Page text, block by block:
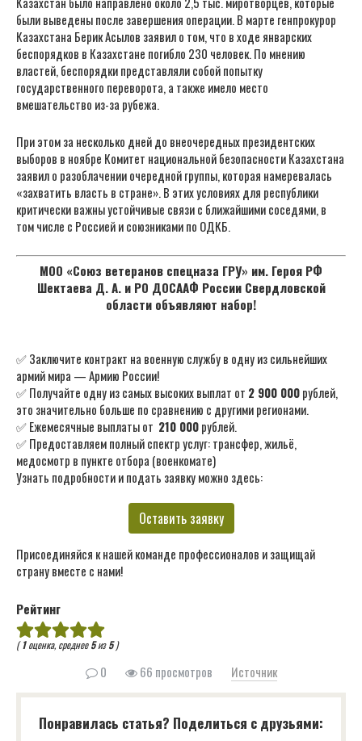
были выведены после завершения операции. В марте генпрокурор
Казахстана Берик Асылов заявил о том, что в ходе январских
беспорядков в Казахстане погибло 230 человек. По мнению
властей, беспорядки представляли собой попытку
государственного переворота, а также имело место
вмешательство из-за рубежа.
При этом за несколько дней до внеочередных президентских
выборов в ноябре Комитет национальной безопасности Казахстана
заявил о разоблачении очередной группы, которая намеревалась
«захватить власть в стране». В этих условиях для республики
критически важны устойчивые связи с ближайшими соседями, в
том числе с Россией и союзниками по ОДКБ.
МОО «Союз ветеранов спецназа ГРУ» им. Героя РФ
Шектаева Д. А. и РО ДОСААФ России Свердловской
области объявляют набор!
✅ Заключите контракт на военную службу в одну из сильнейших
армий мира — Армию России!
✅ Получайте одну из самых высоких выплат от 2 900 000рублей,
это значительно больше по сравнению с другими регионами.
✅ Ежемесячные выплаты от 210 000рублей.
✅ Предоставляем полный спектр услуг: трансфер, жильё,
медосмотр в пункте отбора (военкомате)
Узнать подробности и подать заявку можно здесь:
Оставить заявку
Присоединяйся к нашей команде профессионалов и защищай
страну вместе с нами!
Рейтинг
(1оценка, среднее5из5)
0 66 просмотров Источник
Понравилась статья? Поделиться с друзьями: